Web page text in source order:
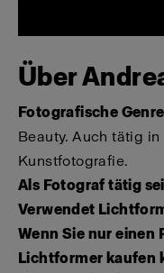
Über
Fotografische
Beauty. Auch tätig
Kunstfotografie.
Als Fotograf tätig
Verwendet
Wenn Sie nur
Lichtformer kaufen